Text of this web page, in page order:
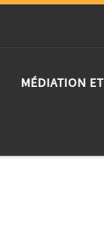
MÉDIATION